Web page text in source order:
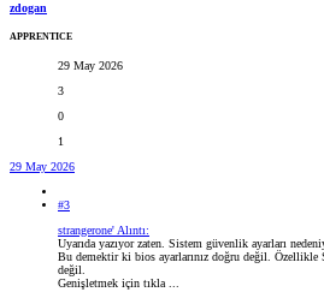
zdogan
APPRENTICE
29 May 2026
3
0
1
29 May 2026
#3
strangerone' Alıntı:
Uyarıda yazıyor zaten. Sistem güvenlik ayarları
Bu demektir ki bios ayarlarınız doğru değil. Özellikle
değil.
Genişletmek için tıkla ...